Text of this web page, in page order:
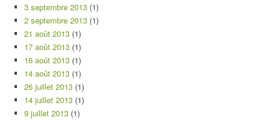
3 septembre 2013 (1)
2 septembre 2013 (1)
21 août 2013 (1)
17 août 2013 (1)
16 août 2013 (1)
14 août 2013 (1)
26 juillet 2013 (1)
14 juillet 2013 (1)
9 juillet 2013 (1)